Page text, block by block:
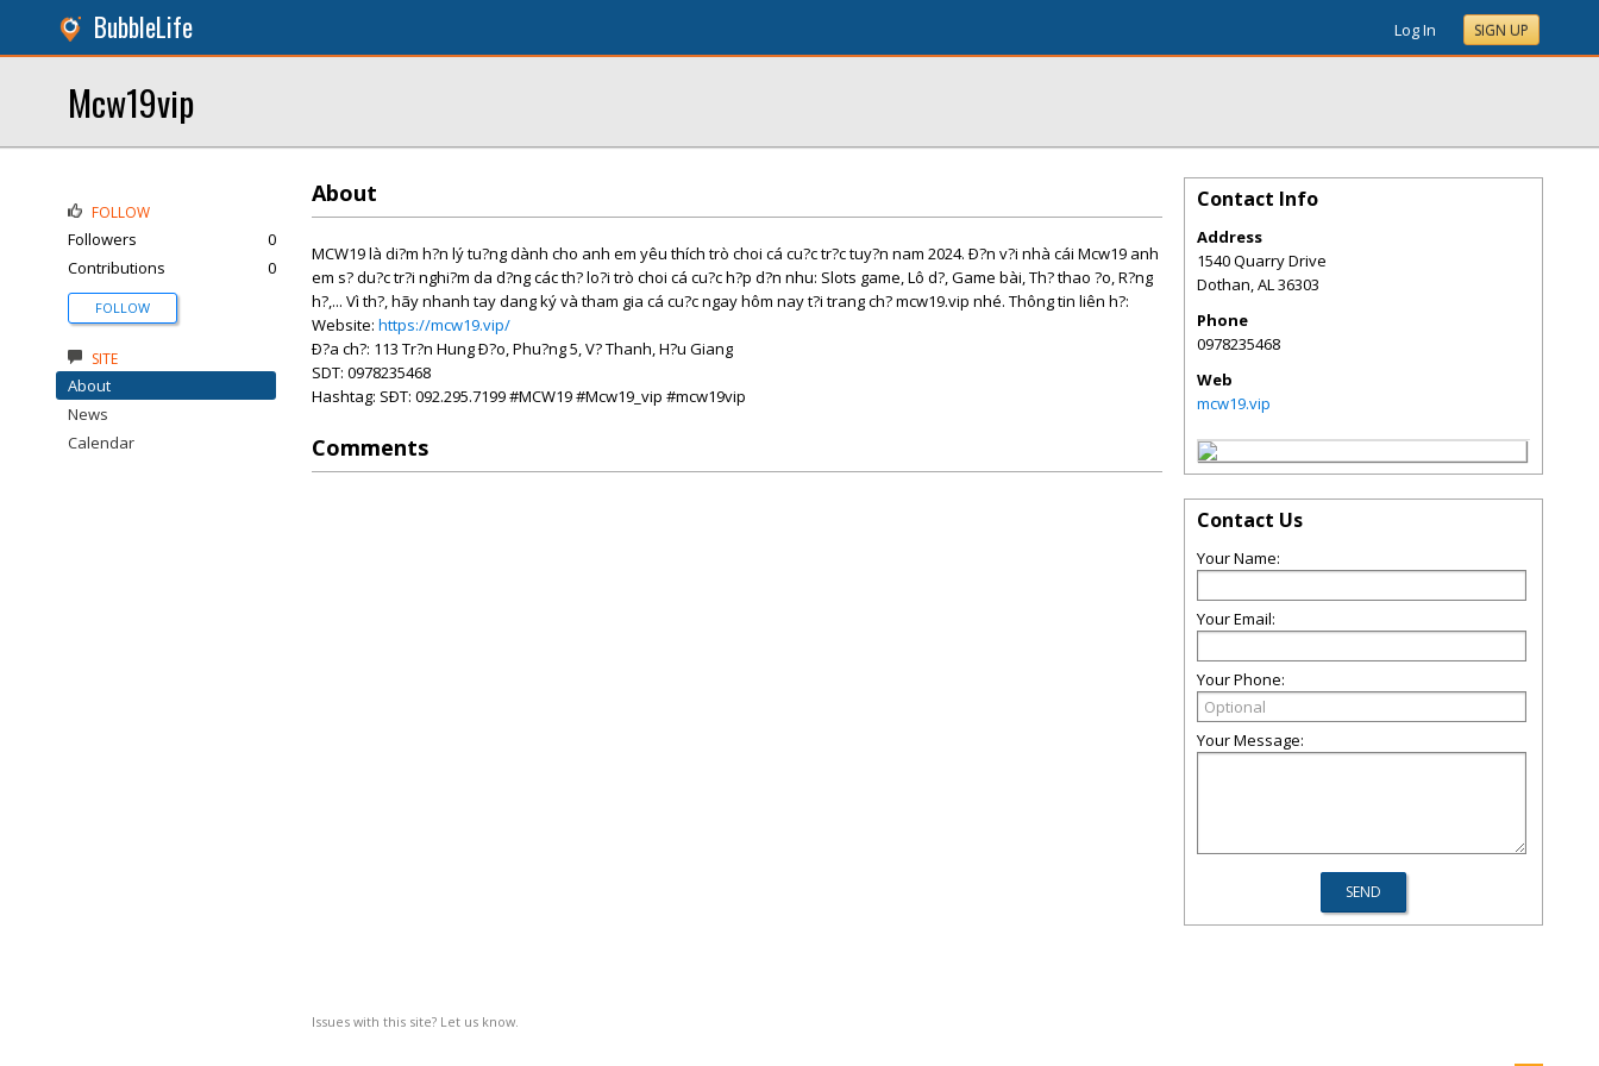
BubbleLife Log In SIGN UP
Mcw19vip
About
MCW19 là di?m h?n lý tu?ng dành cho anh em yêu thích trò choi cá cu?c tr?c tuy?n nam 2024. Ð?n v?i nhà cái Mcw19 anh
em s? du?c tr?i nghi?m da d?ng các th? lo?i trò choi cá cu?c h?p d?n nhu: Slots game, Lô d?, Game bài, Th? thao ?o, R?ng
h?,... Vì th?, hãy nhanh tay dang ký và tham gia cá cu?c ngay hôm nay t?i trang ch? mcw19.vip nhé. Thông tin liên h?:
Website: https://mcw19.vip/
Ð?a ch?: 113 Tr?n Hung Ð?o, Phu?ng 5, V? Thanh, H?u Giang
SDT: 0978235468
Hashtag: SÐT: 092.295.7199 #MCW19 #Mcw19_vip #mcw19vip
Comments
Issues with this site? Let us know.
FOLLOW
Followers
0
Contributions
0
FOLLOW
SITE
About
News
Calendar
Contact Info
Address
1540 Quarry Drive
Dothan,AL36303
Phone
0978235468
Web
mcw19.vip
Contact Us
Your Name:
Your Email:
Your Phone:
Your Message: